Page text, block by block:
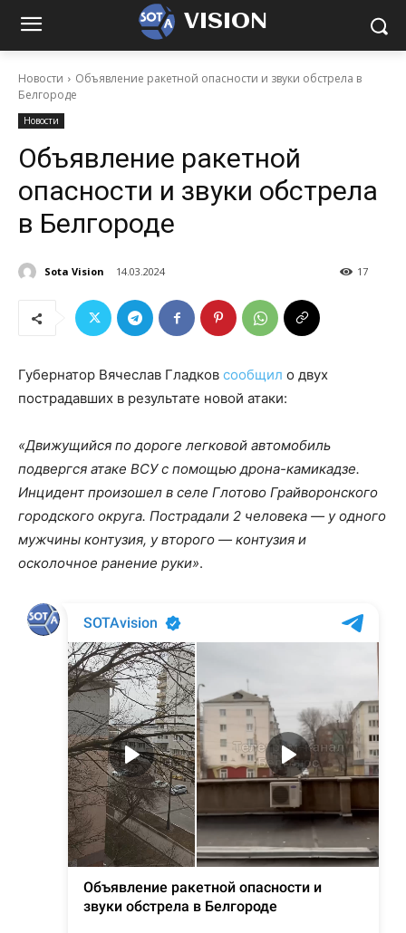
VISION
Новости
Объявление ракетной опасности и звуки обстрела в
Белгороде
Новости
Объявление ракетной
опасности и звуки обстрела
в Белгороде
Sota Vision 14.03.2024 17
Губернатор Вячеслав Гладков сообщил о двух
пострадавших в результате новой атаки:
«Движущийся по дороге легковой автомобиль
подвергся атаке ВСУ с помощью дрона-камикадзе.
Инцидент произошел в селе Глотово Грайворонского
городского округа. Пострадали 2 человека — у одного
мужчины контузия, у второго — контузия и
осколочное ранение руки».